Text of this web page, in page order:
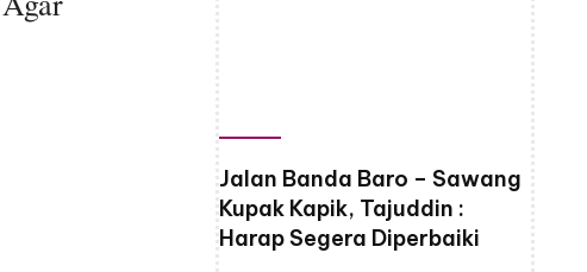
Jalan Banda Baro – Sawang
Kupak Kapik, Tajuddin :
Harap Segera Diperbaiki